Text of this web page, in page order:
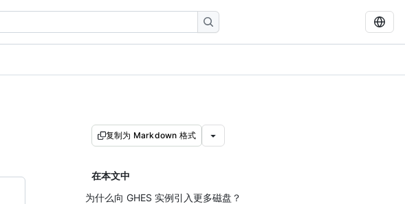
复制为 Markdown 格式
在本文中
为什么向 GHES 实例引入更多磁盘？